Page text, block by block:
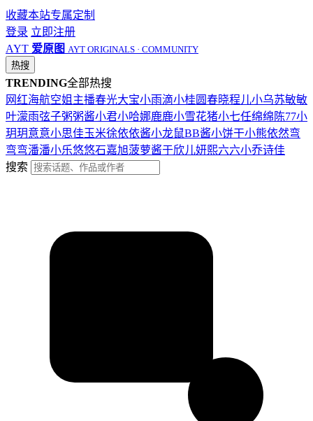
收藏本站专属定制
登录 立即注册
AYT 爱原图 AYT ORIGINALS · COMMUNITY
热搜
TRENDING全部热搜
网红海航空姐 主播春光大宝小雨滴小桂圆春晓程儿小乌苏敏敏
叶濛雨弦子粥粥酱小君小哈娜鹿鹿小雪花猪小七任绵绵 陈77小
玥玥意意小思佳玉米徐依依酱小龙鼠BB酱小饼干小熊依然弯
弯弯潘潘小乐悠悠石嘉旭菠萝酱于欣儿妍熙六六小乔诗佳
搜索